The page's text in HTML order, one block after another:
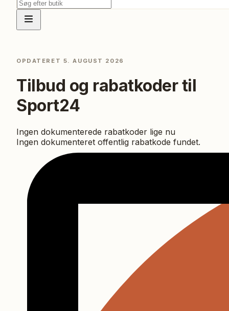
OPDATERET 5. AUGUST 2026
Tilbud og rabatkoder til
Sport24
Ingen dokumenterede rabatkoder lige nu
Ingen dokumenteret offentlig rabatkode fundet.